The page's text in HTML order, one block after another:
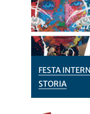
FESTA
STORIA